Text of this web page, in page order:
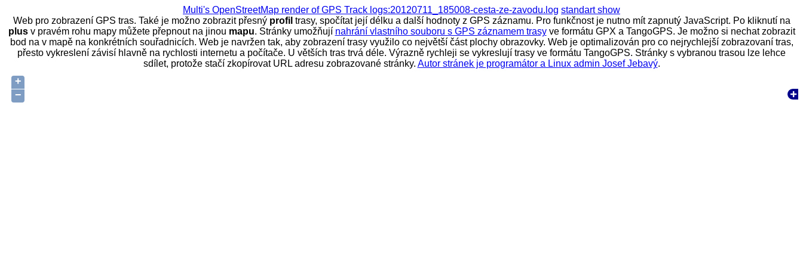
Multi's OpenStreetMap render of GPS Track logs:20120711_185008-cesta-ze-zavodu.log standart show
Web pro zobrazení GPS tras. Také je možno zobrazit přesný profil trasy, spočítat její délku a další hodnoty z GPS záznamu. Pro funkčnost je nutno mít zapnutý JavaScript. Po kliknutí na
plusv pravém rohu mapy můžete přepnout na jinou mapu. Stránky umožňují nahrání vlastního souboru s GPS záznamem trasyve formátu GPX a TangoGPS. Je možno si nechat zobrazit
bod na v mapě na konkrétních souřadnicích. Web je navržen tak, aby zobrazení trasy využilo co největší část plochy obrazovky. Web je optimalizován pro co nejrychlejší zobrazovaní tras,
přesto vykreslení závisí hlavně na rychlosti internetu a počítače. U větších tras trvá déle. Výrazně rychleji se vykreslují trasy ve formátu TangoGPS. Stránky s vybranou trasou lze lehce
sdílet, protože stačí zkopírovat URL adresu zobrazované stránky. Autor stránek je programátor a Linux admin Josef Jebavý.
+
−